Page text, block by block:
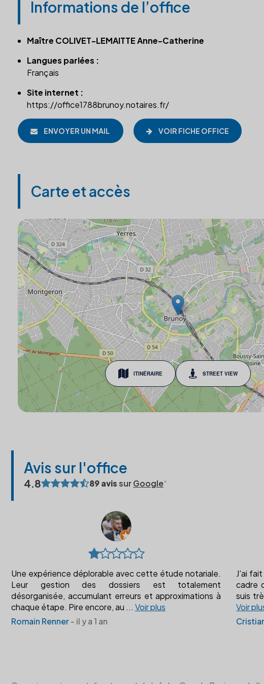
Informations de l’office
Maître COLIVET-LEMAITTE Anne-Catherine
Langues parlées :
Français
Site internet :
https://office1788brunoy.notaires.fr/
ENVOYER UN MAIL VOIR FICHE OFFICE
Carte et accès
ITINÉRAIRE STREET VIEW
Avis sur l'office
4.8 89 avissurGoogle
Une expérience déplorable avec cette étude notariale.
Leur gestion des dossiers est totalement
désorganisée, accumulant erreurs et approximations à
chaque étape. Pire encore, au ... Voir plus
Romain Renner- il y a 1 an
J'ai
cadre
suis
Voir